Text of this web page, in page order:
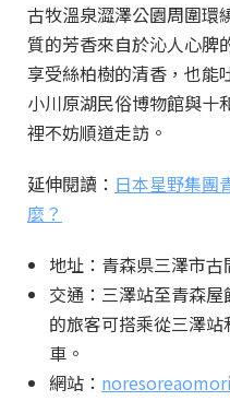
古牧溫泉澀澤公園周圍環
質的芳香來自於沁人心脾
享受絲柏樹的清香，也能
小川原湖民俗博物館與十
裡不妨順道走訪。
延伸閱讀： 日本星野集
麼？
地址：青森県三澤市古
交通：三澤站至青森
的旅客可搭乘從三澤
車。
網站：